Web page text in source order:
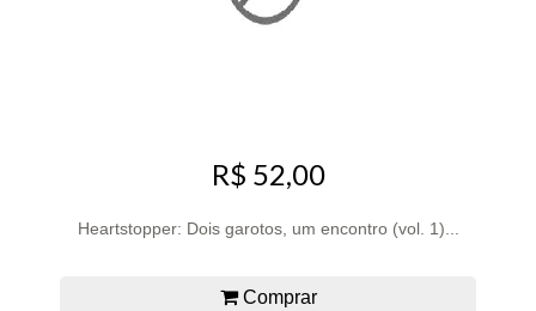
R$ 52,00
Heartstopper: Dois garotos, um encontro (vol. 1)...
Comprar